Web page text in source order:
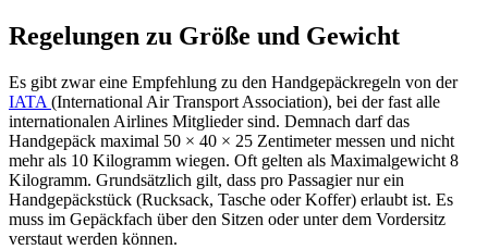
Regelungen zu Größe und Gewicht
Es gibt zwar eine Empfehlung zu den Handgepäckregeln von der
IATA (International Air Transport Association), bei der fast alle
internationalen Airlines Mitglieder sind. Demnach darf das
Handgepäck maximal 50 × 40 × 25 Zentimeter messen und nicht
mehr als 10 Kilogramm wiegen. Oft gelten als Maximalgewicht 8
Kilogramm. Grundsätzlich gilt, dass pro Passagier nur ein
Handgepäckstück (Rucksack, Tasche oder Koffer) erlaubt ist. Es
muss im Gepäckfach über den Sitzen oder unter dem Vordersitz
verstaut werden können.